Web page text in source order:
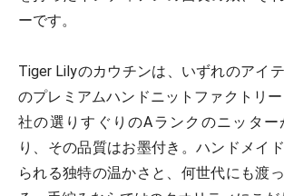
ーです。
Tiger Lilyのカウチンは、いずれのアイ
のプレミアムハンドニットファクトリー
社の選りすぐりのAランクのニッター
り、その品質はお墨付き。ハンドメイ
られる独特の温かさと、何世代にも渡